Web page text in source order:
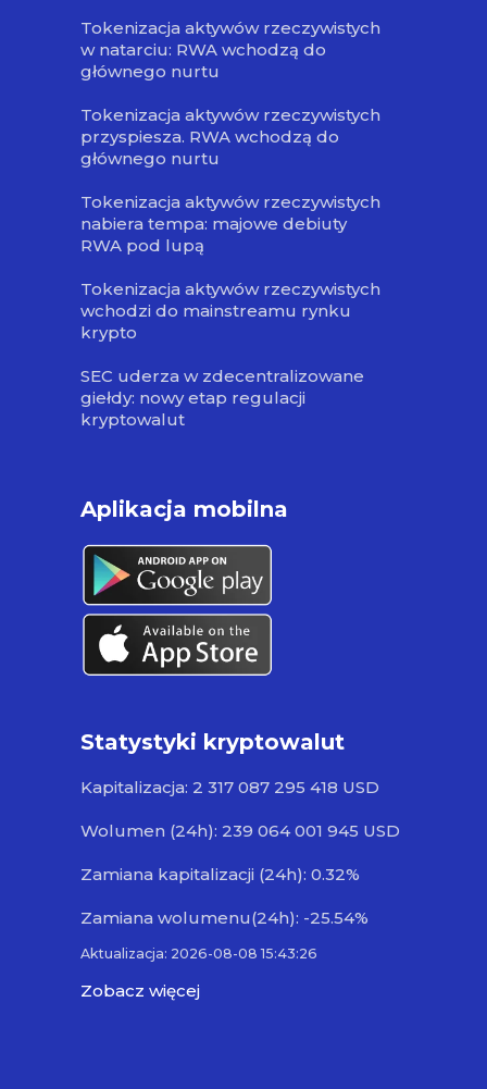
Tokenizacja aktywów rzeczywistych
w natarciu: RWA wchodzą do
głównego nurtu
Tokenizacja aktywów rzeczywistych
przyspiesza. RWA wchodzą do
głównego nurtu
Tokenizacja aktywów rzeczywistych
nabiera tempa: majowe debiuty
RWA pod lupą
Tokenizacja aktywów rzeczywistych
wchodzi do mainstreamu rynku
krypto
SEC uderza w zdecentralizowane
giełdy: nowy etap regulacji
kryptowalut
Aplikacja mobilna
Statystyki kryptowalut
Kapitalizacja: 2 317 087 295 418 USD
Wolumen (24h): 239 064 001 945 USD
Zamiana kapitalizacji (24h): 0.32%
Zamiana wolumenu(24h): -25.54%
Aktualizacja: 2026-08-08 15:43:26
Zobacz więcej